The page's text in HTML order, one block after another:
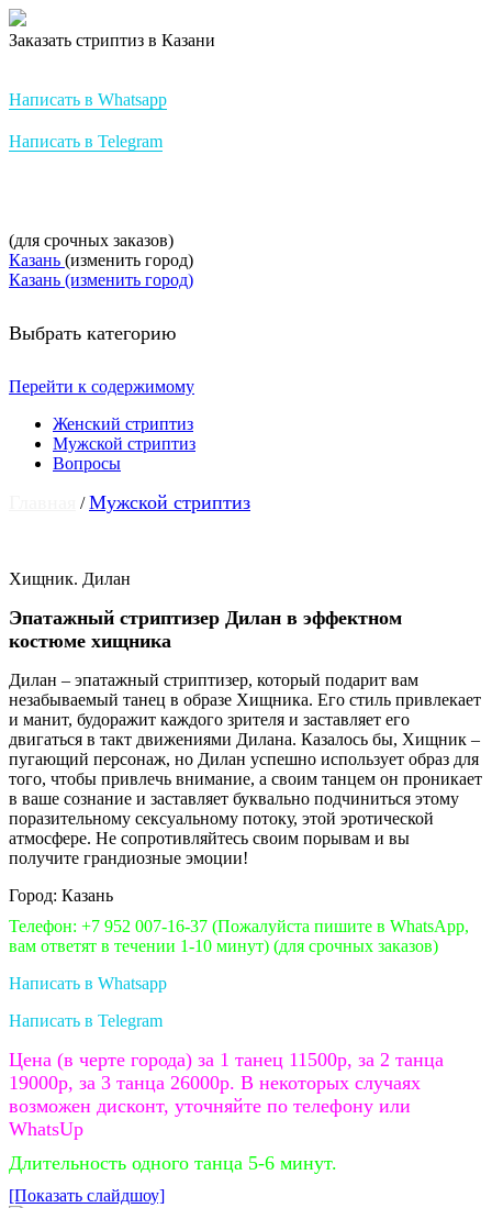
Заказать стриптиз в Казани
Написать в Whatsapp
Написать в Telegram
(для срочных заказов)
Казань (изменить город)
Казань (изменить город)
Выбрать категорию
Перейти к содержимому
Женский стриптиз
Мужской стриптиз
Вопросы
/Мужской стриптиз
Хищник. Дилан
Эпатажный стриптизер Дилан в эффектном
костюме хищника
Дилан – эпатажный стриптизер, который подарит вам
незабываемый танец в образе Хищника. Его стиль привлекает
и манит, будоражит каждого зрителя и заставляет его
двигаться в такт движениями Дилана. Казалось бы, Хищник –
пугающий персонаж, но Дилан успешно использует образ для
того, чтобы привлечь внимание, а своим танцем он проникает
в ваше сознание и заставляет буквально подчиниться этому
поразительному сексуальному потоку, этой эротической
атмосфере. Не сопротивляйтесь своим порывам и вы
получите грандиозные эмоции!
Город: Казань
Телефон: +7 952 007-16-37 (Пожалуйста пишите в WhatsApp,
вам ответят в течении 1-10 минут) (для срочных заказов)
Написать в Whatsapp
Написать в Telegram
Цена (в черте города) за 1 танец 11500р, за 2 танца
19000р, за 3 танца 26000р. В некоторых случаях
возможен дисконт, уточняйте по телефону или
WhatsUp
Длительность одного танца 5-6 минут.
[Показать слайдшоу]